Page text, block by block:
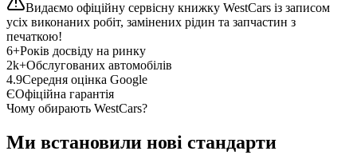
Видаємо офіційну сервісну книжку WestCars із записом
усіх виконаних робіт, замінених рідин та запчастин з
печаткою!
6+Років досвіду на ринку
2k+Обслугованих автомобілів
4.9Середня оцінка Google
ЄОфіційна гарантія
Чому обирають WestCars?
Ми встановили нові стандарти